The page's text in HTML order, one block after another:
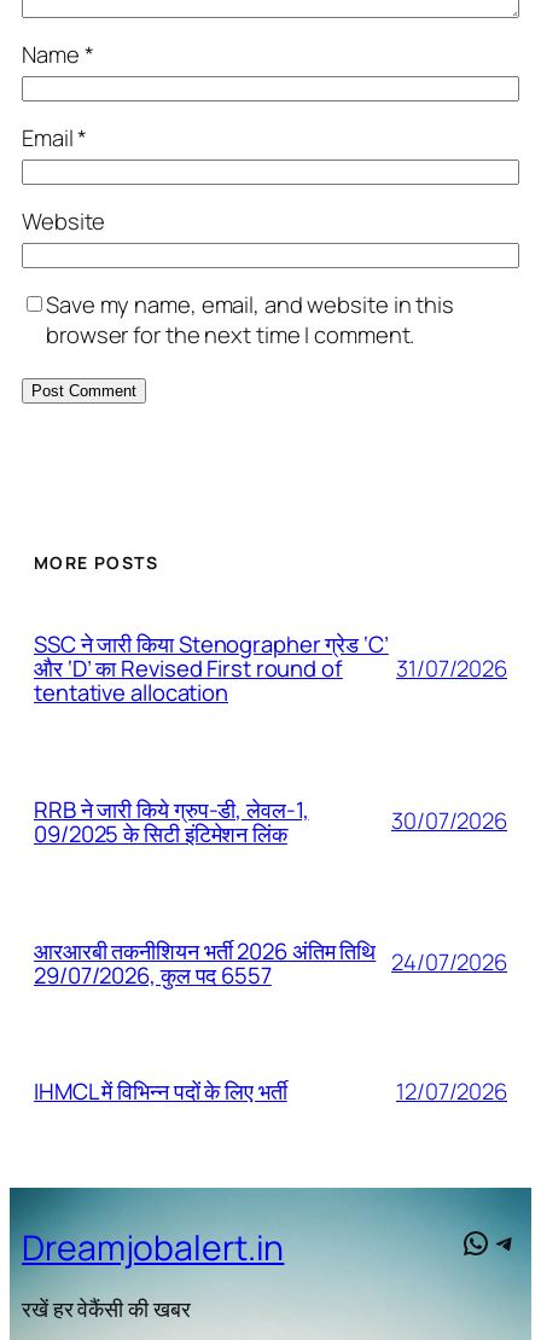
Name*
Email*
Website
Save my name, email, and website in this
browser for the next time I comment.
MORE POSTS
SSC ने जारी किया Stenographer ग्रेड ‘C’
और ‘D’ का Revised First round of
tentative allocation
31/07/2026
RRB ने जारी किये ग्रुप-डी, लेवल-1,
09/2025 के सिटी इंटिमेशन लिंक 30/07/2026
आरआरबी तकनीशियन भर्ती 2026 अंतिम तिथि
29/07/2026, कुल पद 6557 24/07/2026
IHMCL में विभिन्न पदों के लिए भर्ती 12/07/2026
Dreamjobalert.in
रखें हर वेकैंसी की खबर